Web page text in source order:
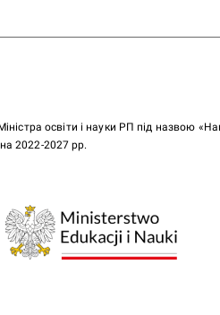
освіти і науки РП під назвою
2022-2027 рр.